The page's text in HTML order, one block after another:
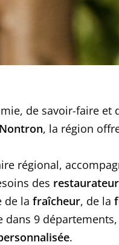
de savoir-faire et
Nontron, la région
régional,
des
de la fraîcheur, de la
dans 9
.